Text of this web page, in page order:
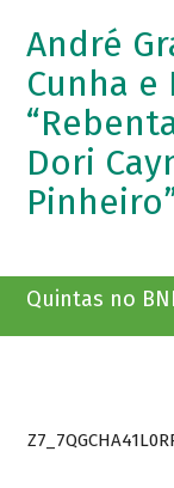
André
Cunha e
Dori
Quintas no